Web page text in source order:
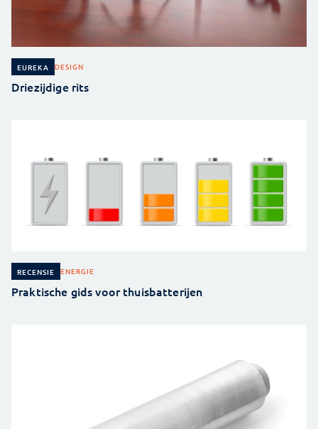
EUREKA DESIGN
Driezijdige rits
RECENSIE ENERGIE
Praktische gids voor thuisbatterijen